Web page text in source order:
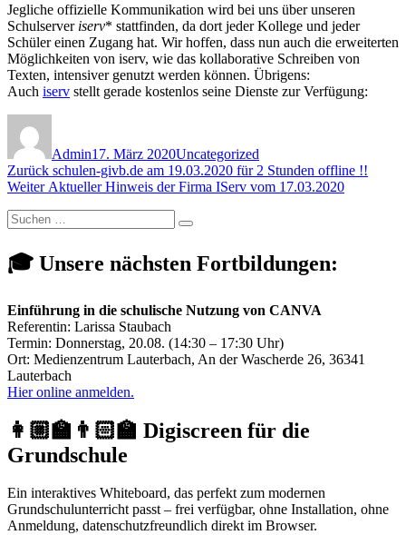
Jegliche offizielle Kommunikation wird bei uns über unseren
Schulserver iserv* stattfinden, da dort jeder Kollege und jeder
Schüler einen Zugang hat. Wir hoffen, dass nun auch die erweiterten
Möglichkeiten von iserv, wie das kollaborative Schreiben von
Texten, intensiver genutzt werden können. Übrigens:
Auch iserv stellt gerade kostenlos seine Dienste zur Verfügung:
Admin17. März 2020Uncategorized
Beitragsnavigation
Zurück Vorheriger
Beitrag:
schulen-givb.de am 19.03.2020 für 2 Stunden offline !!
Weiter Nächster
Aktueller Hinweis der Firma IServ vom 17.03.2020
Suchen
nach:
Suchen
🎓 Unsere nächsten Fortbildungen:
Einführung in die schulische Nutzung von CANVA
Referentin: Larissa Staubach
Termin: Donnerstag, 20.08. (14:30 – 17:30 Uhr)
Ort: Medienzentrum Lauterbach, An der Wascherde 26, 36341
Lauterbach
Hier online anmelden.
👩🏼‍🏫👨🏻‍🏫 Digiscreen für die
Grundschule
Ein interaktives Whiteboard, das perfekt zum modernen
Grundschulunterricht passt – frei verfügbar, ohne Installation, ohne
Anmeldung, datenschutzfreundlich direkt im Browser.